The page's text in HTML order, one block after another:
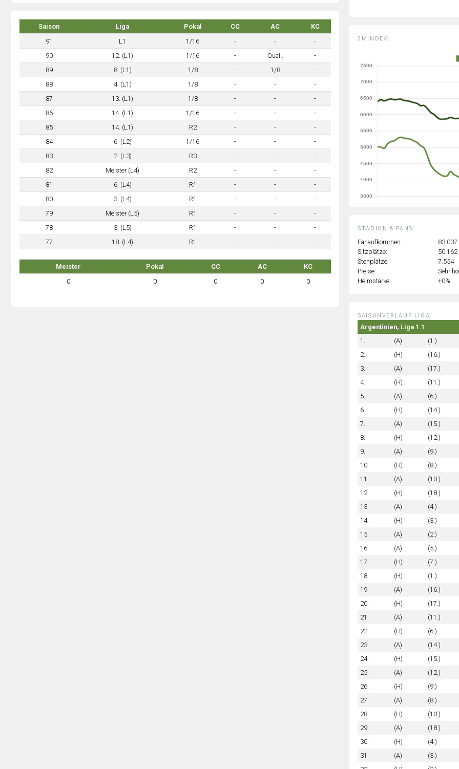
Saison Liga Pokal CC AC
KC
91
L1 1/16 - -
-
90
12. (L1) 1/16 - Quali.
-
89
8. (L1) 1/8 - 1/8
-
88
4. (L1) 1/8 - -
-
87
13. (L1) 1/8 - -
-
86
14. (L1) 1/16 - -
-
85
14. (L1) R2 - -
-
84
6. (L2) 1/16 - -
-
83
2. (L3) R3 - -
-
82
Meister (L4) R2 - -
-
81
6. (L4) R1 - -
-
80
3. (L4) R1 - -
-
79
Meister (L5) R1 - -
-
78
3. (L5) R1 - -
-
77
18. (L4) R1 - - -
Meister Pokal CC AC
KC
0
0 0 0 0
2MINDEX:
STADION & FANS:
Fanaufkommen:
83.037
Sitzplätze:
50.162
Stehplätze:
7.554
Preise:
Sehr
Heimstärke:
+0%
SAISONVERLAUF LIGA:
Argentinien, Liga 1.1
1.
(A)
(1.)
2.
(H)
(16.)
3.
(A)
(17.)
4.
(H)
(11.)
5.
(A)
(6.)
6.
(H)
(14.)
7.
(A)
(15.)
8.
(H)
(12.)
9.
(A)
(9.)
10.
(H)
(8.)
11.
(A)
(10.)
12.
(H)
(18.)
13.
(A)
(4.)
14.
(H)
(3.)
15.
(A)
(2.)
16.
(A)
(5.)
17.
(H)
(7.)
18.
(H)
(1.)
19.
(A)
(16.)
20.
(H)
(17.)
21.
(A)
(11.)
22.
(H)
(6.)
23.
(A)
(14.)
24.
(H)
(15.)
25.
(A)
(12.)
26.
(H)
(9.)
27.
(A)
(8.)
28.
(H)
(10.)
29.
(A)
(18.)
30.
(H)
(4.)
31.
(A)
(3.)